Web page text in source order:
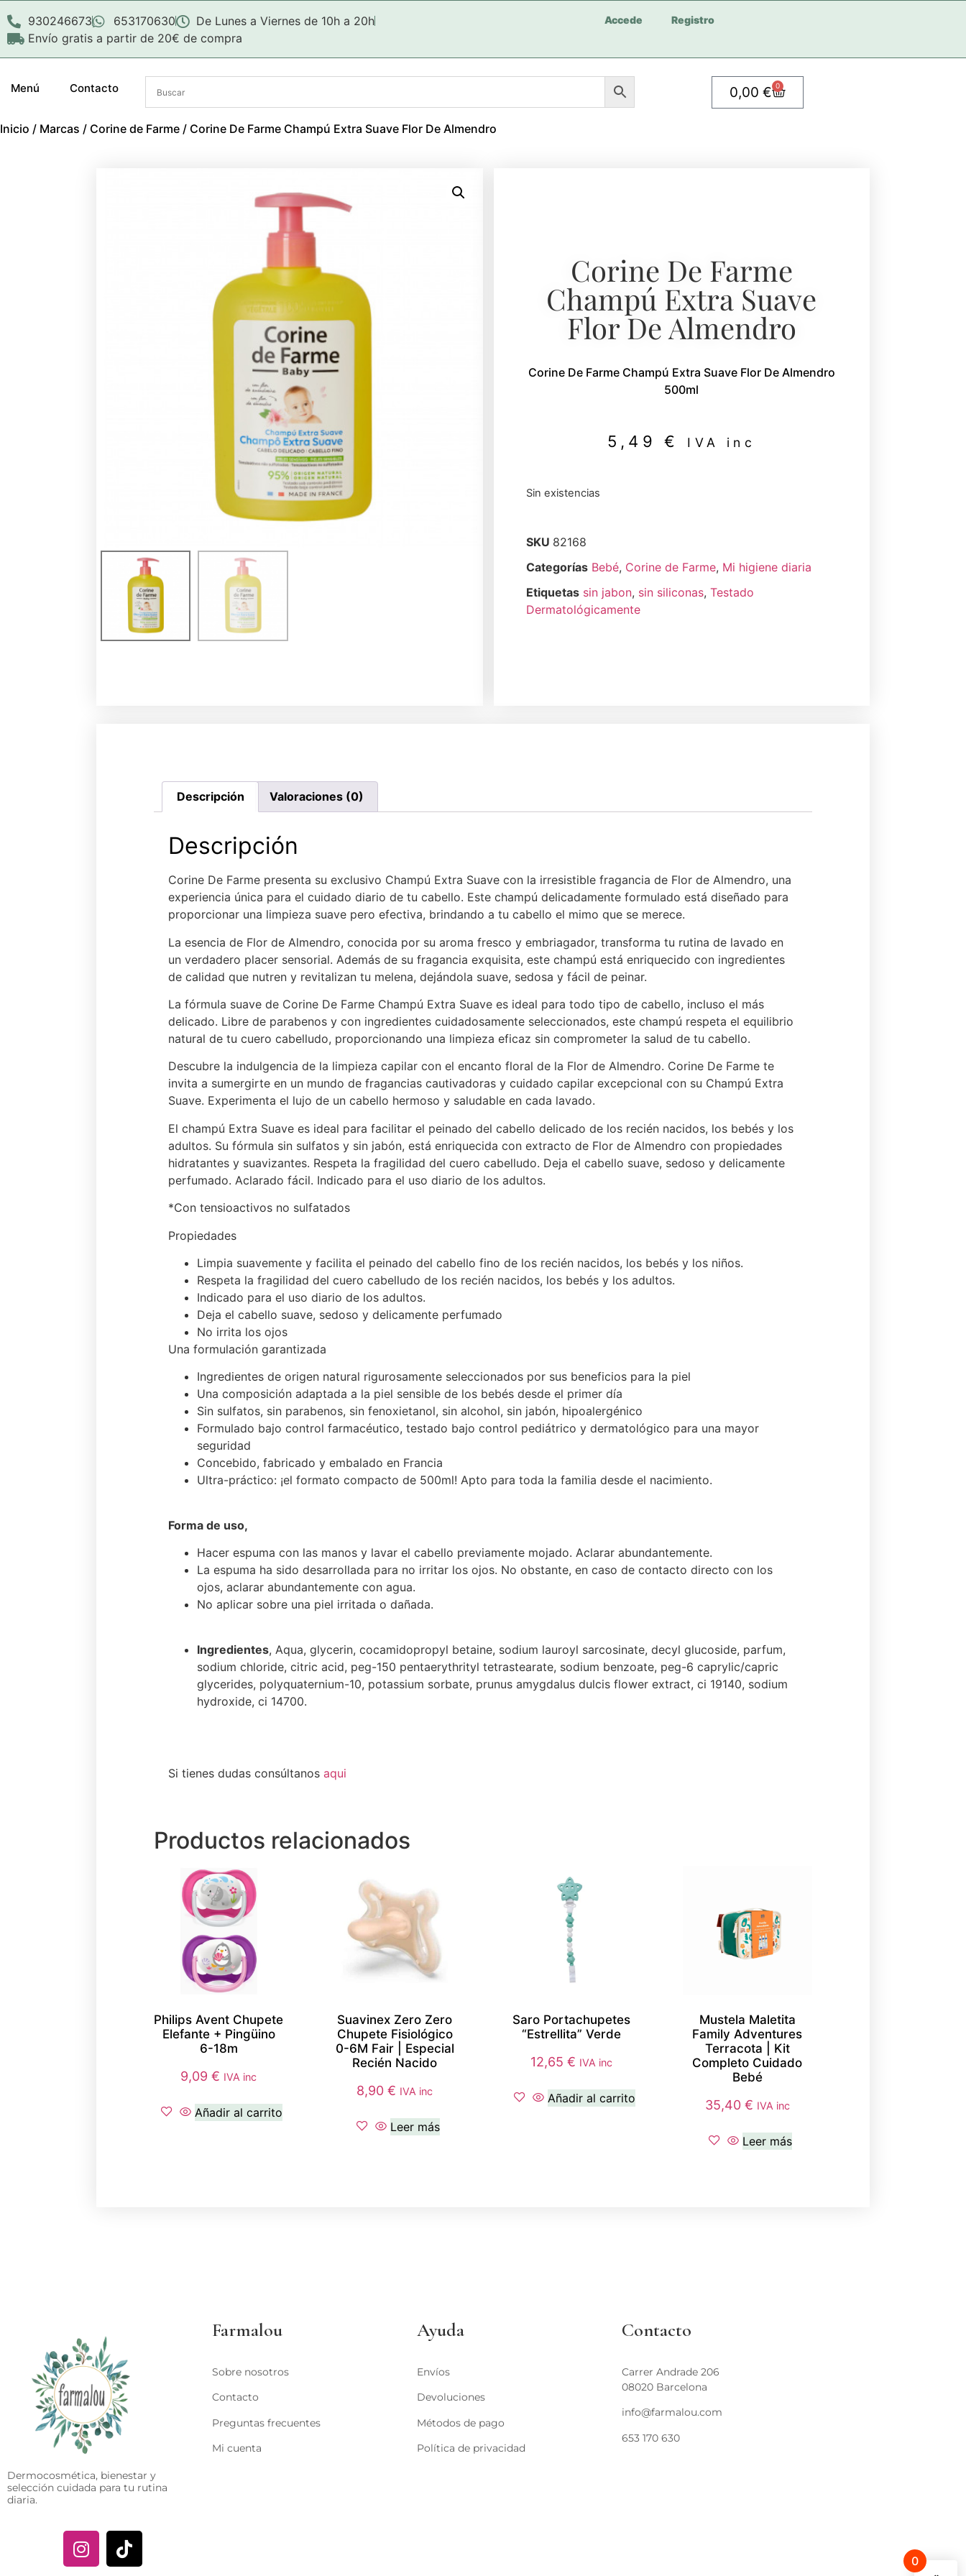
930246673 653170630
De Lunes a Viernes de 10h a 20h
Envío gratis a partir de 20€ de compra
Accede Registro
Menú Contacto 0,00€ 0
Inicio / Marcas / Corine de Farme / Corine De Farme Champú Extra Suave Flor De Almendro
Corine De Farme
Champú Extra Suave
Flor De Almendro
Corine De Farme Champú Extra Suave Flor De Almendro
500ml
5,49€ IVA inc
Sin existencias
SKU 82168
Categorías Bebé, Corine de Farme, Mi higiene diaria
Etiquetas sin jabon, sin siliconas, Testado
Dermatológicamente
Descripción Valoraciones (0)
Descripción
Corine De Farme presenta su exclusivo Champú Extra Suave con la irresistible fragancia de Flor de Almendro, una
experiencia única para el cuidado diario de tu cabello. Este champú delicadamente formulado está diseñado para
proporcionar una limpieza suave pero efectiva, brindando a tu cabello el mimo que se merece.
La esencia de Flor de Almendro, conocida por su aroma fresco y embriagador, transforma tu rutina de lavado en
un verdadero placer sensorial. Además de su fragancia exquisita, este champú está enriquecido con ingredientes
de calidad que nutren y revitalizan tu melena, dejándola suave, sedosa y fácil de peinar.
La fórmula suave de Corine De Farme Champú Extra Suave es ideal para todo tipo de cabello, incluso el más
delicado. Libre de parabenos y con ingredientes cuidadosamente seleccionados, este champú respeta el equilibrio
natural de tu cuero cabelludo, proporcionando una limpieza eficaz sin comprometer la salud de tu cabello.
Descubre la indulgencia de la limpieza capilar con el encanto floral de la Flor de Almendro. Corine De Farme te
invita a sumergirte en un mundo de fragancias cautivadoras y cuidado capilar excepcional con su Champú Extra
Suave. Experimenta el lujo de un cabello hermoso y saludable en cada lavado.
El champú Extra Suave es ideal para facilitar el peinado del cabello delicado de los recién nacidos, los bebés y los
adultos. Su fórmula sin sulfatos y sin jabón, está enriquecida con extracto de Flor de Almendro con propiedades
hidratantes y suavizantes. Respeta la fragilidad del cuero cabelludo. Deja el cabello suave, sedoso y delicamente
perfumado. Aclarado fácil. Indicado para el uso diario de los adultos.
*Con tensioactivos no sulfatados
Propiedades
Limpia suavemente y facilita el peinado del cabello fino de los recién nacidos, los bebés y los niños.
Respeta la fragilidad del cuero cabelludo de los recién nacidos, los bebés y los adultos.
Indicado para el uso diario de los adultos.
Deja el cabello suave, sedoso y delicamente perfumado
No irrita los ojos
Una formulación garantizada
Ingredientes de origen natural rigurosamente seleccionados por sus beneficios para la piel
Una composición adaptada a la piel sensible de los bebés desde el primer día
Sin sulfatos, sin parabenos, sin fenoxietanol, sin alcohol, sin jabón, hipoalergénico
Formulado bajo control farmacéutico, testado bajo control pediátrico y dermatológico para una mayor
seguridad
Concebido, fabricado y embalado en Francia
Ultra-práctico: ¡el formato compacto de 500ml! Apto para toda la familia desde el nacimiento.
Forma de uso,
Hacer espuma con las manos y lavar el cabello previamente mojado. Aclarar abundantemente.
La espuma ha sido desarrollada para no irritar los ojos. No obstante, en caso de contacto directo con los
ojos, aclarar abundantemente con agua.
No aplicar sobre una piel irritada o dañada.
Ingredientes, Aqua, glycerin, cocamidopropyl betaine, sodium lauroyl sarcosinate, decyl glucoside, parfum,
sodium chloride, citric acid, peg-150 pentaerythrityl tetrastearate, sodium benzoate, peg-6 caprylic/capric
glycerides, polyquaternium-10, potassium sorbate, prunus amygdalus dulcis flower extract, ci 19140, sodium
hydroxide, ci 14700.
Si tienes dudas consúltanosaqui
Productos relacionados
Philips Avent Chupete
Elefante + Pingüino
6-18m
9,09€ IVA inc
Añadir al carrito
Suavinex Zero Zero
Chupete Fisiológico
0-6M Fair | Especial
Recién Nacido
8,90€ IVA inc
Leer más
Saro Portachupetes
“Estrellita” Verde
12,65 € IVA inc
Añadir al carrito
Mustela Maletita
Family Adventures
Terracota | Kit
Completo Cuidado
Bebé
35,40 € IVA inc
Leer más
Dermocosmética, bienestar y
selección cuidada para tu rutina
diaria.
Farmalou
Sobre nosotros
Contacto
Preguntas frecuentes
Mi cuenta
Ayuda
Envíos
Devoluciones
Métodos de pago
Política de privacidad
Contacto
Carrer Andrade 206
08020 Barcelona
info@farmalou.com
653 170 630
0